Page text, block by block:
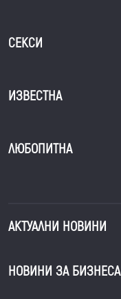
СЕКСИ
ИЗВЕСТНА
ЛЮБОПИТНА
АКТУАЛНИ НОВИНИ
НОВИНИ ЗА БИЗНЕСА